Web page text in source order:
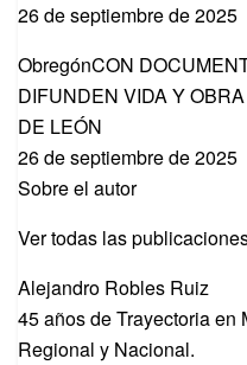
26 de septiembre de 2025
ObregónCON
DIFUNDEN VIDA Y
DE LEÓN
26 de septiembre de 2025
Sobre el autor
Ver todas las
Alejandro Robles Ruiz
45 años de Trayectoria
Regional y Nacional.